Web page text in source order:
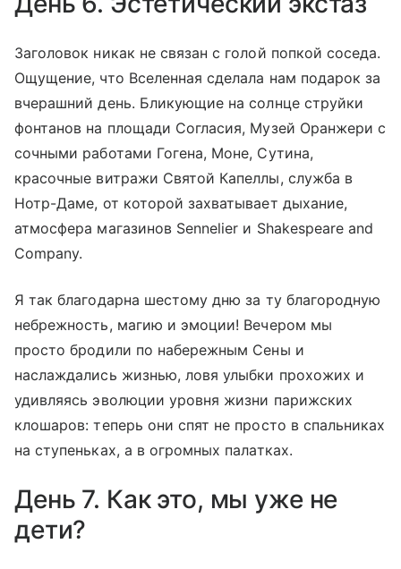
Заголовок никак не связан с голой попкой соседа.
Ощущение, что Вселенная сделала нам подарок за
вчерашний день. Бликующие на солнце струйки
фонтанов на площади Согласия, Музей Оранжери с
сочными работами Гогена, Моне, Сутина,
красочные витражи Святой Капеллы, служба в
Нотр-Даме, от которой захватывает дыхание,
атмосфера магазинов Sennelier и Shakespeare and
Company.
Я так благодарна шестому дню за ту благородную
небрежность, магию и эмоции! Вечером мы
просто бродили по набережным Сены и
наслаждались жизнью, ловя улыбки прохожих и
удивляясь эволюции уровня жизни парижских
клошаров: теперь они спят не просто в спальниках
на ступеньках, а в огромных палатках.
День 7. Как это, мы уже не
дети?